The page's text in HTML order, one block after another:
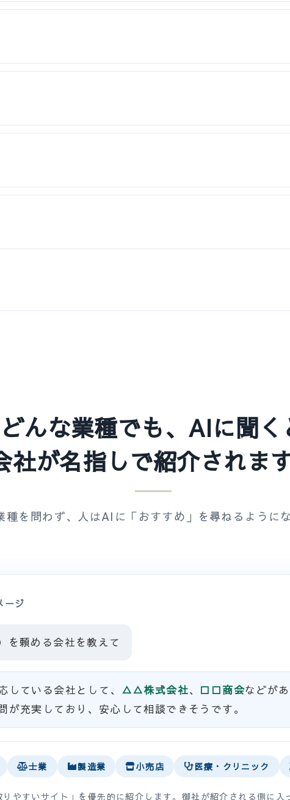
どんな業種でも、AIに聞く
社が名指しで紹介されま
を問わず、人はAIに「おすすめ」を尋ねるように
ージ
を頼める会社を教えて
している会社として、 △△株式会社、 □□商会などが
が充実しており、安心して相談できそうです。
士業 製造業 小売店 医療・クリニック
やすいサイト」を優先的に紹介します。御社が紹介される側に